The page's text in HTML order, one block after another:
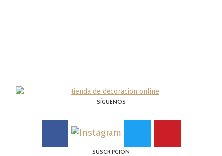
SÍGUENOS
SUSCRIPCIÓN